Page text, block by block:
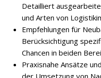
Detail­liert
und Arten von
Emp­feh­lun­gen für
Berück­sich­ti­gung
Chan­cen in bei­den
Pra­xis­nahe Ansätze